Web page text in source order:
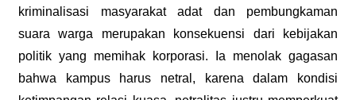
kriminalisasi masyarakat adat dan pembungkaman
suara warga merupakan konsekuensi dari kebijakan
politik yang memihak korporasi. Ia menolak gagasan
bahwa kampus harus netral, karena dalam kondisi